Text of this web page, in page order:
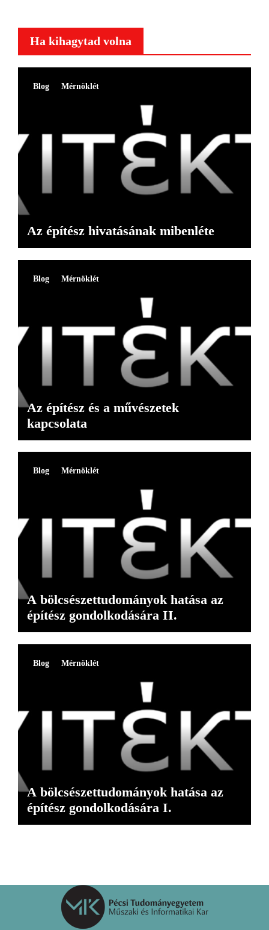
Ha kihagytad volna
Blog Mérnöklét
Az építész hivatásának mibenléte
Blog Mérnöklét
Az építész és a művészetek
kapcsolata
Blog Mérnöklét
A bölcsészettudományok hatása az
építész gondolkodására II.
Blog Mérnöklét
A bölcsészettudományok hatása az
építész gondolkodására I.